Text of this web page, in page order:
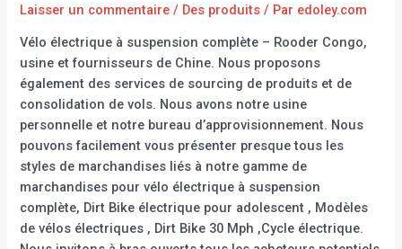
Laisser un commentaire / Des produits / Par edoley.com
Vélo électrique à suspension complète – Rooder Congo,
usine et fournisseurs de Chine. Nous proposons
également des services de sourcing de produits et de
consolidation de vols. Nous avons notre usine
personnelle et notre bureau d’approvisionnement. Nous
pouvons facilement vous présenter presque tous les
styles de marchandises liés à notre gamme de
marchandises pour vélo électrique à suspension
complète, Dirt Bike électrique pour adolescent , Modèles
de vélos électriques , Dirt Bike 30 Mph ,Cycle électrique.